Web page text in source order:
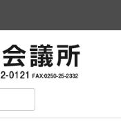
工会議所